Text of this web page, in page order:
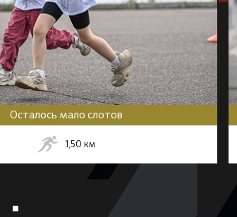
Осталось мало слотов
1,50 км